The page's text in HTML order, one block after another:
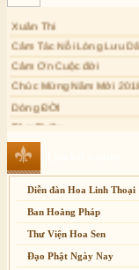
Cải đạo: Nguyên nhân &
Nỗi lòng của các bệnh
An Giang: Tịnh thất Quy
phát quà từ thiện tại xã
Tịnh xá Ngọc Đăng khai
dành cho Người bận rộn
Cảm Tác Nỗi Lòng Lưu
Cảm Ơn Cuộc đời
Chúc Mừng Năm Mới
Dòng ĐỜI
Chuông Ngân
Kính mừng Phật Đản
Anh không chết đâu em
Kiếp này
Diễn đàn Hoa Linh Thoại
Ban Hoằng Pháp
Thư Viện Hoa Sen
Đạo Phật Ngày Nay